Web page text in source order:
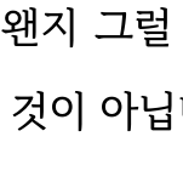
지 그
이 아